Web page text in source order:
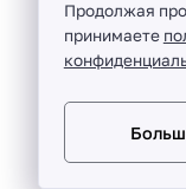
Оптовая
в Балаково и
Разработка
Продолжая
принимаете